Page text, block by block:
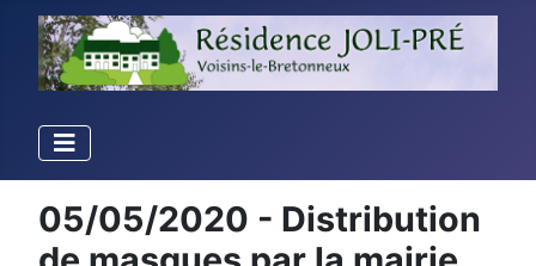
05/05/2020 - Distribution